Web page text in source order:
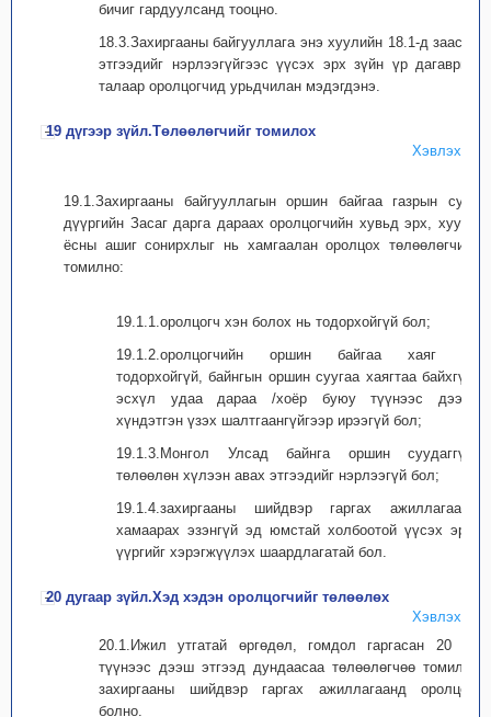
бичиг гардуулсанд тооцно.
18.3.Захиргааны байгууллага энэ хуулийн 18.1-д заасан
этгээдийг нэрлээгүйгээс үүсэх эрх зүйн үр дагаврын
талаар оролцогчид урьдчилан мэдэгдэнэ.
19 дүгээр зүйл.Төлөөлөгчийг томилох
Хэвлэх
19.1.Захиргааны байгууллагын оршин байгаа газрын сум,
дүүргийн Засаг дарга дараах оролцогчийн хувьд эрх, хууль
ёсны ашиг сонирхлыг нь хамгаалан оролцох төлөөлөгчийг
томилно:
19.1.1.оролцогч хэн болох нь тодорхойгүй бол;
19.1.2.оролцогчийн оршин байгаа хаяг нь
тодорхойгүй, байнгын оршин суугаа хаягтаа байхгүй,
эсхүл удаа дараа /хоёр буюу түүнээс дээш/
хүндэтгэн үзэх шалтгаангүйгээр ирээгүй бол;
19.1.3.Монгол Улсад байнга оршин суудаггүй,
төлөөлөн хүлээн авах этгээдийг нэрлээгүй бол;
19.1.4.захиргааны шийдвэр гаргах ажиллагаанд
хамаарах эзэнгүй эд юмстай холбоотой үүсэх эрх,
үүргийг хэрэгжүүлэх шаардлагатай бол.
20 дугаар зүйл.Хэд хэдэн оролцогчийг төлөөлөх
Хэвлэх
20.1.Ижил утгатай өргөдөл, гомдол гаргасан 20 ба
түүнээс дээш этгээд дундаасаа төлөөлөгчөө томилж,
захиргааны шийдвэр гаргах ажиллагаанд оролцож
болно.